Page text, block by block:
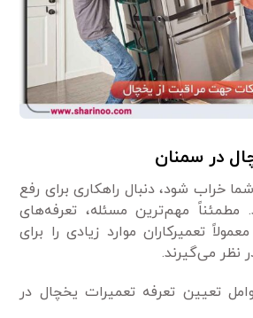
در سمنان
خراب شود، دنبال راهکاری برای رفع
مهم‌ترین مسئله، تعرفه‌های
تعمیرکاران موارد زیادی را برای
نظر می‌گیرند.
تعیین تعرفه تعمیرات یخچال در